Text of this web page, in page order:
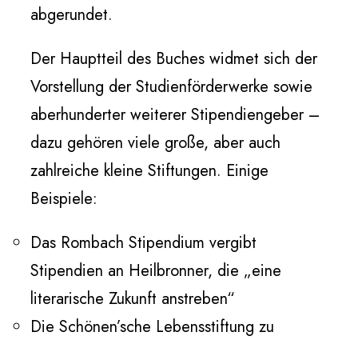
abgerundet.
Der Hauptteil des Buches widmet sich der
Vorstellung der Studienförderwerke sowie
aberhunderter weiterer Stipendiengeber –
dazu gehören viele große, aber auch
zahlreiche kleine Stiftungen. Einige
Beispiele:
Das Rombach Stipendium vergibt
Stipendien an Heilbronner, die „eine
literarische Zukunft anstreben“
Die Schönen’sche Lebensstiftung zu